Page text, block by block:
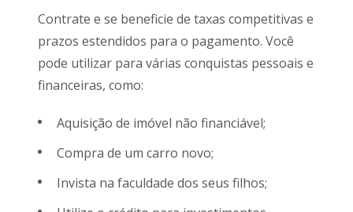
Contrate e se beneficie de taxas competitivas e
prazos estendidos para o pagamento. Você
pode utilizar para várias conquistas pessoais e
financeiras, como:
Aquisição de imóvel não financiável;
Compra de um carro novo;
Invista na faculdade dos seus filhos;